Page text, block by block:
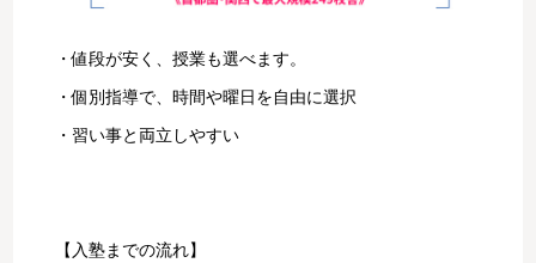
・値段が安く、授業も選べます。
・個別指導で、時間や曜日を自由に選択
・習い事と両立しやすい
【入塾までの流れ】